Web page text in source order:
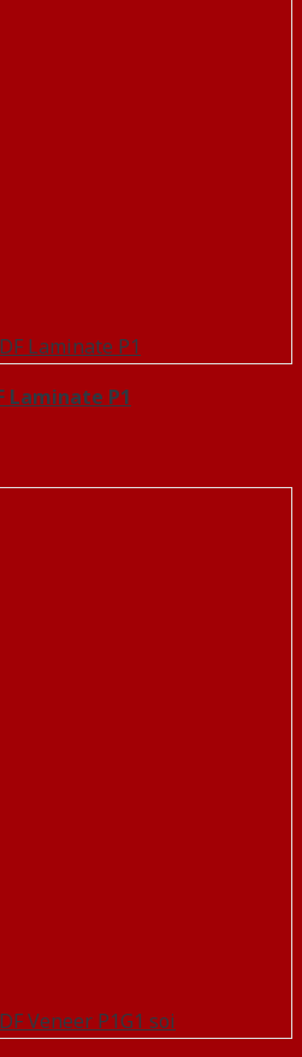
Laminate P1